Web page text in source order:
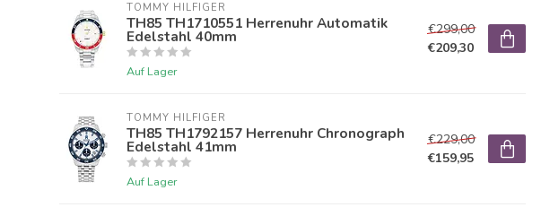
TOMMY HILFIGER
TH85 TH1710551 Herrenuhr Automatik
Edelstahl 40mm
Auf Lager
€299,00
€209,30
TOMMY HILFIGER
TH85 TH1792157 Herrenuhr Chronograph
Edelstahl 41mm
Auf Lager
€229,00
€159,95